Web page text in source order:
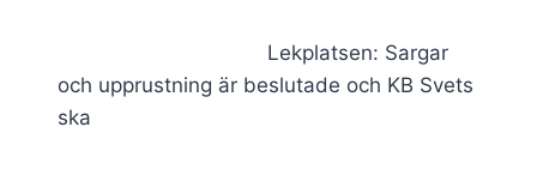
Lekplatsen: Sargar
och upprustning är beslutade och KB Svets
ska